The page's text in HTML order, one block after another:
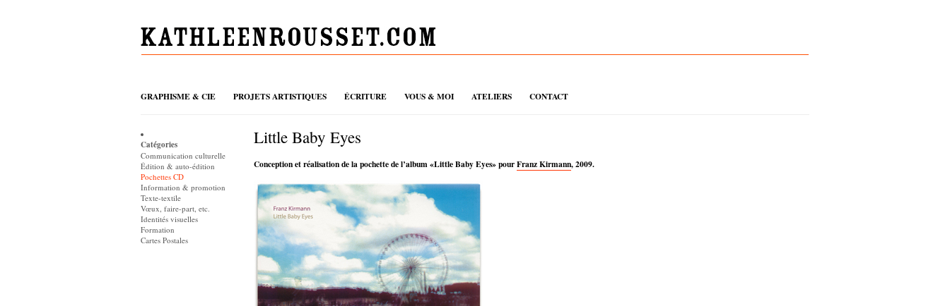
GRAPHISME & CIE PROJETS ARTISTIQUES ÉCRITURE VOUS & MOI ATELIERS CONTACT
Catégories
Communication culturelle
Édition & auto-édition
Pochettes CD
Information & promotion
Texte-textile
Vœux, faire-part, etc.
Identités visuelles
Formation
Cartes Postales
Little Baby Eyes
Conception et réalisation de la pochette de l’album «Little Baby Eyes» pourFranz Kirmann, 2009.